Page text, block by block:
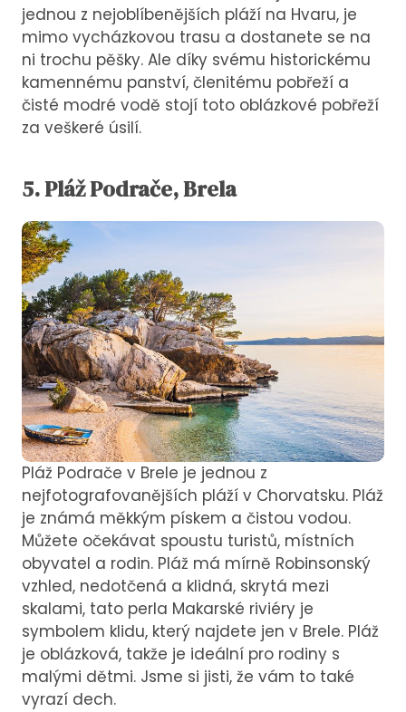
jednou z nejoblíbenějších pláží na Hvaru, je
mimo vycházkovou trasu a dostanete se na
ni trochu pěšky. Ale díky svému historickému
kamennému panství, členitému pobřeží a
čisté modré vodě stojí toto oblázkové pobřeží
za veškeré úsilí.
5.PlážPodrače, Brela
Pláž Podrače v Brele je jednou z
nejfotografovanějších pláží v Chorvatsku. Pláž
je známá měkkým pískem a čistou vodou.
Můžete očekávat spoustu turistů, místních
obyvatel a rodin. Pláž má mírně Robinsonský
vzhled, nedotčená a klidná, skrytá mezi
skalami, tato perla Makarské riviéry je
symbolem klidu, který najdete jen v Brele. Pláž
je oblázková, takže je ideální pro rodiny s
malými dětmi. Jsme si jisti, že vám to také
vyrazí dech.